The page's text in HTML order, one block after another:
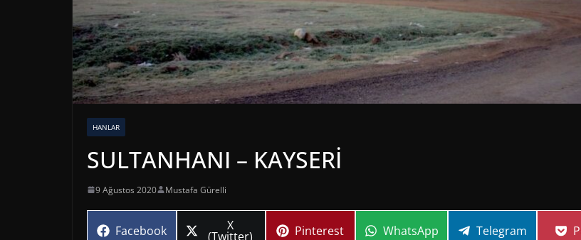
HANLAR
SULTANHANI – KAYSERİ
9 Ağustos 2020 Mustafa Gürelli
Share
Facebook Share
on
X
(Twitter) Share
Pinterest Share
WhatsApp Share
Telegram